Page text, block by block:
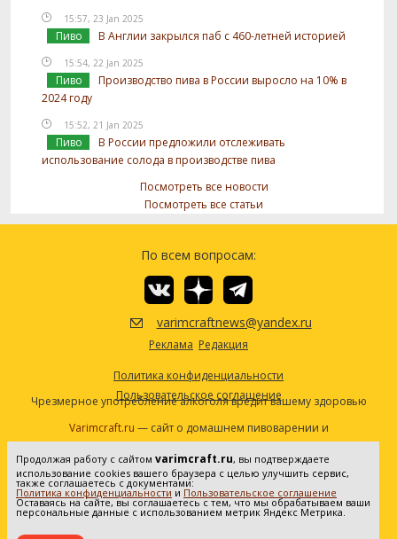
15:57, 23 Jan 2025
Пиво В Англии закрылся паб с 460-летней историей
15:54, 22 Jan 2025
Пиво
Производство пива в России выросло на 10% в
2024 году
15:52, 21 Jan 2025
Пиво
В России предложили отслеживать
использование солода в производстве пива
Посмотреть все новости
Посмотреть все статьи
По всем вопросам:
varimcraftnews@yandex.ru
Реклама Редакция
Политика конфиденциальности
Пользовательское соглашение
Чрезмерное употребление алкоголя вредит вашему здоровью
Varimcraft.ru — сайт о домашнем пивоварении и
самогоноварении.
Сетевое издание «Варимкрафт». Зарегистрировано в
Федеральной службе по надзору в сфере связи, информационных
технологий и массовых коммуникаций (Роскомнадзор). Реестровая
запись ЭЛ No ФС77-80936 от 25.05.2021. Все права защищены. 16+
Продолжая работу с сайтом varimcraft.ru, вы подтверждаете
использование cookies вашего браузера с целью улучшить сервис,
также соглашаетесь с документами:
Политика конфиденциальности и Пользовательское соглашение
Оставаясь на сайте, вы соглашаетесь с тем, что мы обрабатываем ваши
персональные данные с использованием метрик Яндекс Метрика.